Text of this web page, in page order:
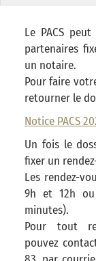
Le PACS
partenaires
un notaire.
Pour faire
retourner le
Notice PACS
Un fois le
fixer un
Les rendez-
9h et 12h ou
minutes).
Pour tout
pouvez